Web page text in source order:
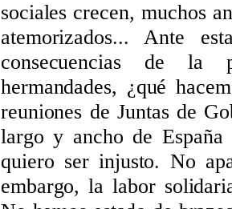
sociales crecen, muchos
atemorizados... Ante
consecuencias de la
hermandades, ¿qué
reuniones de Juntas de
largo y ancho de
quiero ser injusto. No
embargo, la labor